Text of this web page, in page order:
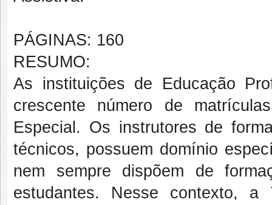
PÁGINAS: 160
RESUMO:
As instituições de Educação
crescente número de
Especial. Os instrutores de
técnicos, possuem domínio
nem sempre dispõem de
estudantes. Nesse contexto, a